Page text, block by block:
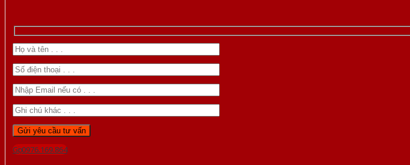
Gọi 0976.169.864